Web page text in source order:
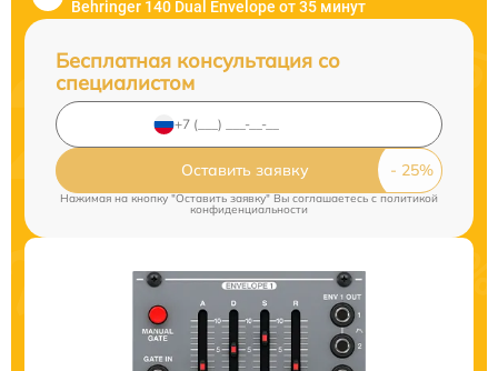
Behringer 140 Dual Envelope от 35 минут
Бесплатная консультация со
специалистом
Оставить заявку
Нажимая на кнопку "Оставить заявку" Вы соглашаетесь cполитикой
конфиденциальности